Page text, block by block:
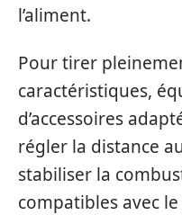
l’aliment.
Pour tirer
caractéristiques,
d’accessoires
régler la distance
stabiliser la
compatibles avec